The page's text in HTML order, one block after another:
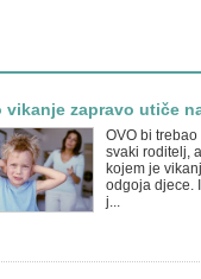
vikanje zapravo utiče
OVO bi
svaki roditelj,
kojem je
odgoja djece.
j...